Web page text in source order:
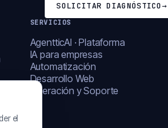
SOLICITAR DIAGNÓSTICO→
SERVICIOS
AgentticAI · Plataforma
IA para empresas
Automatización
Desarrollo Web
Operación y Soporte
el